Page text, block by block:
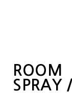
ROOM
SPRAY